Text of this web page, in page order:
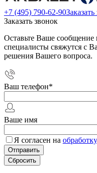
+7 (495) 790-62-90
Заказать звонок
Оставьте Ваше
специалисты свяжутся с
решения Вашего вопроса.
Ваш телефон*
Ваше имя
Я согласен на